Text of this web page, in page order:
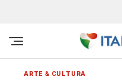
ARTE & CULTURA